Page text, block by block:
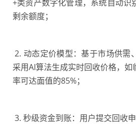
+类资产数字化管理，系统自动识
剩余额度；
2. 动态定价模型：基于市场供需
采用AI算法生成实时回收价格，
率可达面值的85%；
3. 秒级资金到账：用户提交回收